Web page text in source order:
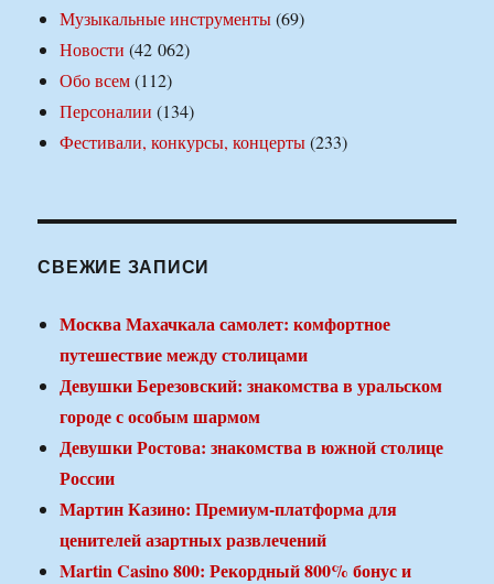
Музыкальные инструменты(69)
Новости (42 062)
Обо всем(112)
Персоналии (134)
Фестивали, конкурсы, концерты(233)
СВЕЖИЕ ЗАПИСИ
Москва Махачкала самолет: комфортное
путешествие между столицами
Девушки Березовский: знакомства в уральском
городе с особым шармом
Девушки Ростова: знакомства в южной столице
России
Мартин Казино: Премиум-платформа для
ценителей азартных развлечений
Martin Casino 800: Рекордный 800% бонус и